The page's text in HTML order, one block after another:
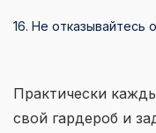
16. Не отказывайтесь
Практически
свой гардероб и